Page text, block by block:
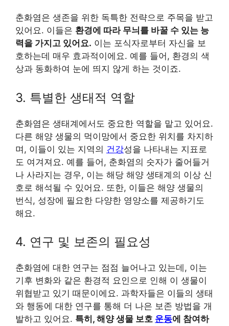
춘화염은 생존을 위한 독특한 전략으로 주목을 받고
있어요. 이들은 환경에 따라 무늬를 바꿀 수 있는 능
력을 가지고 있어요. 이는 포식자로부터 자신을 보
호하는데 매우 효과적이에요. 예를 들어, 환경의 색
상과 동화하여 눈에 띄지 않게 하는 것이죠.
3. 특별한 생태적 역할
춘화염은 생태계에서도 중요한 역할을 맡고 있어요.
다른 해양 생물의 먹이망에서 중요한 위치를 차지하
며, 이들이 있는 지역의 건강성을 나타내는 지표로
도 여겨져요. 예를 들어, 춘화염의 숫자가 줄어들거
나 사라지는 경우, 이는 해당 해양 생태계의 이상 신
호로 해석될 수 있어요. 또한, 이들은 해양 생물의
번식, 성장에 필요한 다양한 영양소를 제공하기도
해요.
4. 연구 및 보존의 필요성
춘화염에 대한 연구는 점점 늘어나고 있는데, 이는
기후 변화와 같은 환경적 요인으로 인해 이 생물이
위협받고 있기 때문이에요. 과학자들은 이들의 생태
와 행동에 대한 연구를 통해 더 나은 보존 방법을 개
발하고 있어요. 특히, 해양 생물 보호 운동에 참여하